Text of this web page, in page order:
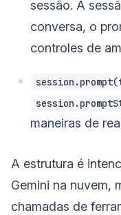
sessão. A
conversa, o
controles de
maneiras de
A estrutura é
Gemini na nuvem,
chamadas de